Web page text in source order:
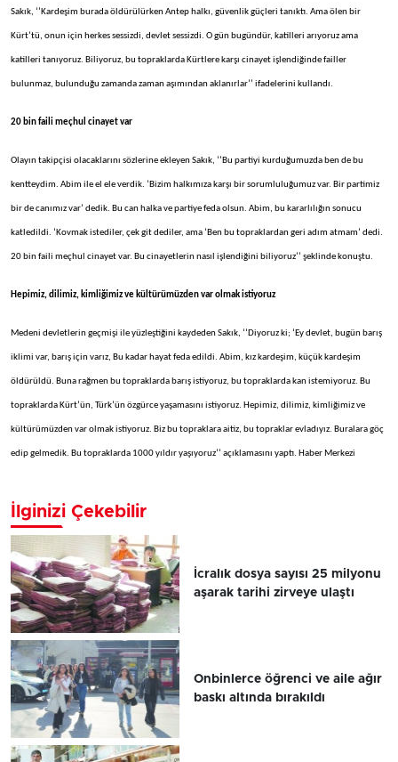
Sakık, ‘’Kardeşim burada öldürülürken Antep halkı, güvenlik güçleri tanıktı. Ama ölen bir
Kürt’tü, onun için herkes sessizdi, devlet sessizdi. O gün bugündür, katilleri arıyoruz ama
katilleri tanıyoruz. Biliyoruz, bu topraklarda Kürtlere karşı cinayet işlendiğinde failler
bulunmaz, bulunduğu zamanda zaman aşımından aklanırlar’’ ifadelerini kullandı.
20 bin faili meçhul cinayet var
Olayın takipçisi olacaklarını sözlerine ekleyen Sakık, ‘’Bu partiyi kurduğumuzda ben de bu
kentteydim. Abim ile el ele verdik. ‘Bizim halkımıza karşı bir sorumluluğumuz var. Bir partimiz
bir de canımız var’ dedik. Bu can halka ve partiye feda olsun. Abim, bu kararlılığın sonucu
katledildi. ‘Kovmak istediler, çek git dediler, ama ‘Ben bu topraklardan geri adım atmam’ dedi.
20 bin faili meçhul cinayet var. Bu cinayetlerin nasıl işlendiğini biliyoruz’’ şeklinde konuştu.
Hepimiz, dilimiz, kimliğimiz ve kültürümüzden var olmak istiyoruz
Medeni devletlerin geçmişi ile yüzleştiğini kaydeden Sakık, ‘’Diyoruz ki; ‘Ey devlet, bugün barış
iklimi var, barış için varız, Bu kadar hayat feda edildi. Abim, kız kardeşim, küçük kardeşim
öldürüldü. Buna rağmen bu topraklarda barış istiyoruz, bu topraklarda kan istemiyoruz. Bu
topraklarda Kürt’ün, Türk’ün özgürce yaşamasını istiyoruz. Hepimiz, dilimiz, kimliğimiz ve
kültürümüzden var olmak istiyoruz. Biz bu topraklara aitiz, bu topraklar evladıyız. Buralara göç
edip gelmedik. Bu topraklarda 1000 yıldır yaşıyoruz’’ açıklamasını yaptı. Haber Merkezi
İlginizi Çekebilir
İcralık dosya sayısı 25 milyonu
aşarak tarihi zirveye ulaştı
Onbinlerce öğrenci ve aile ağır
baskı altında bırakıldı